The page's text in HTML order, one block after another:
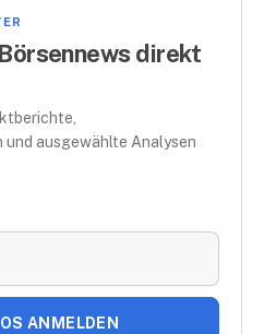
direkt
und ausgewählte Analysen
ANMELDEN